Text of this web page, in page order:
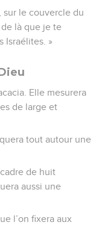
sur le couvercle du
là que je te
Israélites. »
Elle mesurera
de large et
tout autour une
de huit
aussi une
l’on fixera aux